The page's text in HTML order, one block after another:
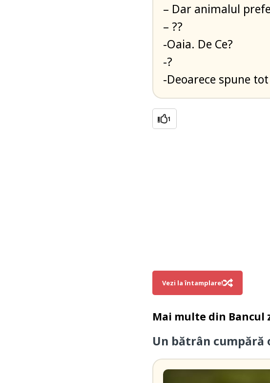
– Dar animalul
– ??
-Oaia. De Ce?
-?
-Deoarece spune
1
Vezi la întamplare!
Mai multe din Bancul
Un bătrân cumpără